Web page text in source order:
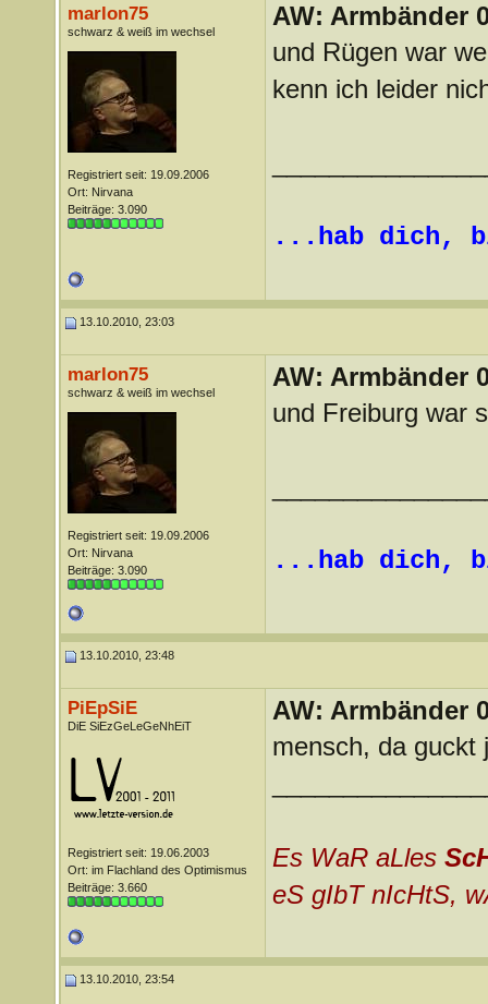
marlon75
schwarz & weiß im wechsel
Registriert seit: 19.09.2006
Ort: Nirvana
Beiträge: 3.090
AW: Armbänder
und Rügen war
kenn ich leider
...hab dich,
13.10.2010, 23:03
marlon75
schwarz & weiß im wechsel
Registriert seit: 19.09.2006
Ort: Nirvana
Beiträge: 3.090
AW: Armbänder
und Freiburg war
...hab dich,
13.10.2010, 23:48
PiEpSiE
DiE SiEzGeLeGeNhEiT
Registriert seit: 19.06.2003
Ort: im Flachland des Optimismus
Beiträge: 3.660
AW: Armbänder
mensch, da
Es WaR aLles
eS gIbT nIcHtS,
13.10.2010, 23:54